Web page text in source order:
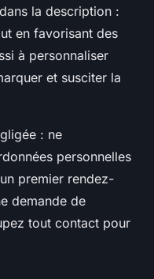
la description :
en favorisant des
à personnaliser
et susciter la
: ne
personnelles
premier rendez-
demande de
tout contact pour